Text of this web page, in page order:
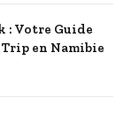
: Votre Guide
en Namibie